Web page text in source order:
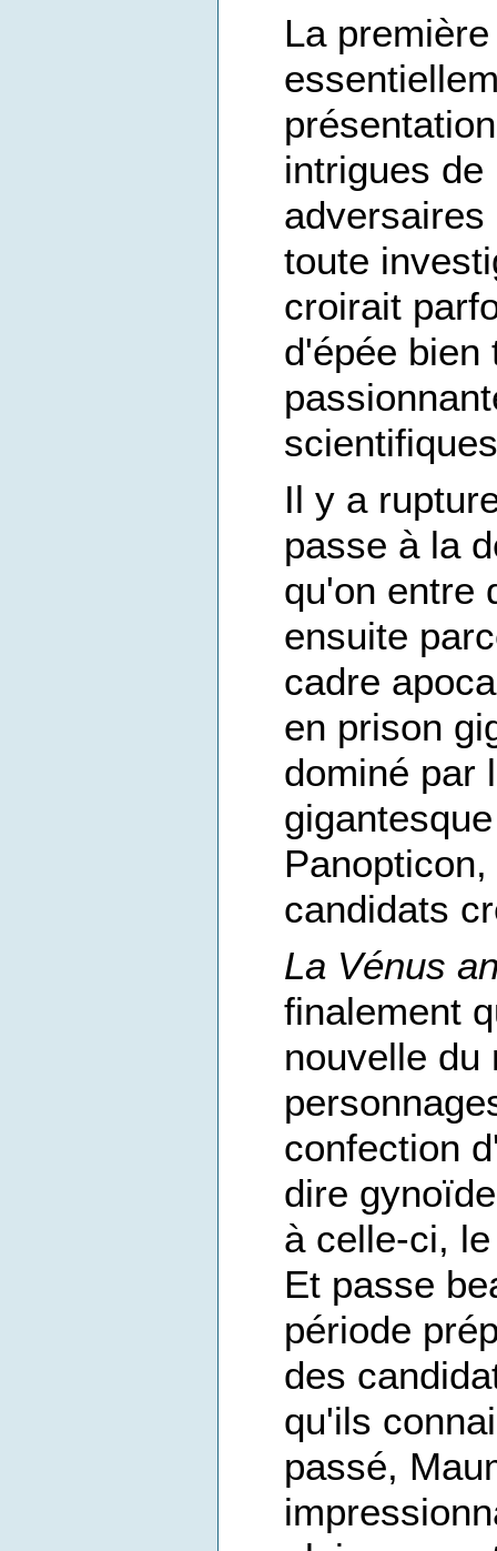
La
intrigues
toute
croirait
d'épée bien
Il y a
passe à la
qu'on entre
ensuite
cadre
en prison
dominé par
candidats
La Vénus
finalement
nouvelle du
confection
dire
à celle-ci,
Et passe
période
des
qu'ils
passé,